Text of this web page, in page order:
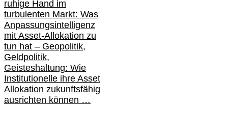
ruhige Hand im
turbulenten Markt: Was
Anpassungsintelligenz
mit Asset-Allokation zu
tun hat – Geopolitik,
Geldpolitik,
Geisteshaltung: Wie
Institutionelle ihre Asset
Allokation zukunftsfähig
ausrichten können …